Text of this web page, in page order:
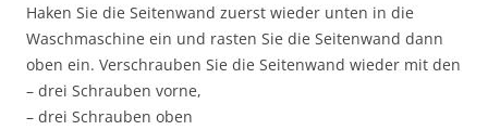
Haken Sie die Seitenwand zuerst wieder unten in die
Waschmaschine ein und rasten Sie die Seitenwand dann
oben ein. Verschrauben Sie die Seitenwand wieder mit den
– drei Schrauben vorne,
– drei Schrauben oben